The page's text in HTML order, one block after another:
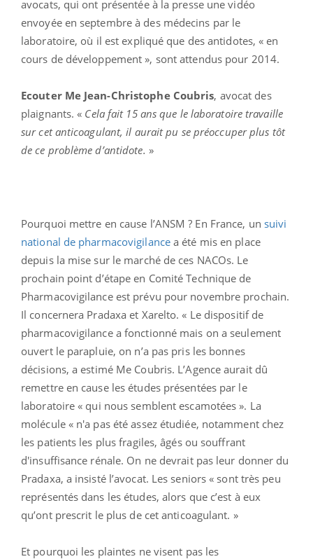
avocats, qui ont présentée à la presse une vidéo
envoyée en septembre à des médecins par le
laboratoire, où il est expliqué que des antidotes, « en
cours de développement », sont attendus pour 2014.
Ecouter Me Jean-Christophe Coubris, avocat des
plaignants. « Cela fait 15 ans que le laboratoire travaille
sur cet anticoagulant, il aurait pu se préoccuper plus tôt
de ce problème d’antidote. »
Pourquoi mettre en cause l’ANSM ? En France, un suivi
national de pharmacovigilancea été mis en place
depuis la mise sur le marché de ces NACOs. Le
prochain point d’étape en Comité Technique de
Pharmacovigilance est prévu pour novembre prochain.
Il concernera Pradaxa et Xarelto. « Le dispositif de
pharmacovigilance a fonctionné mais on a seulement
ouvert le parapluie, on n’a pas pris les bonnes
décisions, a estimé Me Coubris. L’Agence aurait dû
remettre en cause les études présentées par le
laboratoire « qui nous semblent escamotées ». La
molécule « n'a pas été assez étudiée, notamment chez
les patients les plus fragiles, âgés ou souffrant
d'insuffisance rénale. On ne devrait pas leur donner du
Pradaxa, a insisté l’avocat. Les seniors « sont très peu
représentés dans les études, alors que c’est à eux
qu’ont prescrit le plus de cet anticoagulant. »
Et pourquoi les plaintes ne visent pas les